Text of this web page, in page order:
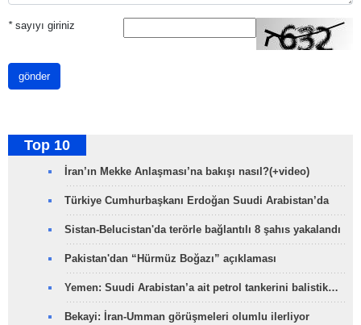
*sayıyı giriniz
gönder
Top 10
İran’ın Mekke Anlaşması’na bakışı nasıl?(+video)
Türkiye Cumhurbaşkanı Erdoğan Suudi Arabistan’da
Sistan-Belucistan'da terörle bağlantılı 8 şahıs yakalandı
Pakistan'dan “Hürmüz Boğazı” açıklaması
Yemen: Suudi Arabistan’a ait petrol tankerini balistik…
Bekayi: İran-Umman görüşmeleri olumlu ilerliyor